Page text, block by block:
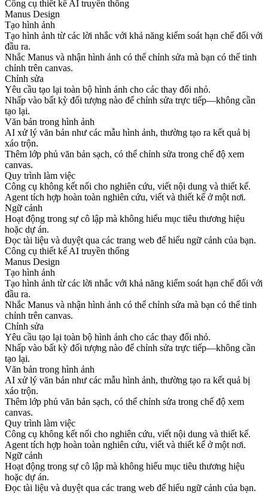
Công cụ thiết kế AI truyền thống
Manus Design
Tạo hình ảnh
Tạo hình ảnh từ các lời nhắc với khả năng kiểm soát hạn chế đối với
đầu ra.
Nhắc Manus và nhận hình ảnh có thể chỉnh sửa mà bạn có thể tinh
chỉnh trên canvas.
Chỉnh sửa
Yêu cầu tạo lại toàn bộ hình ảnh cho các thay đổi nhỏ.
Nhấp vào bất kỳ đối tượng nào để chỉnh sửa trực tiếp—không cần
tạo lại.
Văn bản trong hình ảnh
AI xử lý văn bản như các mẫu hình ảnh, thường tạo ra kết quả bị
xáo trộn.
Thêm lớp phủ văn bản sạch, có thể chỉnh sửa trong chế độ xem
canvas.
Quy trình làm việc
Công cụ không kết nối cho nghiên cứu, viết nội dung và thiết kế.
Agent tích hợp hoàn toàn nghiên cứu, viết và thiết kế ở một nơi.
Ngữ cảnh
Hoạt động trong sự cô lập mà không hiểu mục tiêu thương hiệu
hoặc dự án.
Đọc tài liệu và duyệt qua các trang web để hiểu ngữ cảnh của bạn.
Công cụ thiết kế AI truyền thống
Manus Design
Tạo hình ảnh
Tạo hình ảnh từ các lời nhắc với khả năng kiểm soát hạn chế đối với
đầu ra.
Nhắc Manus và nhận hình ảnh có thể chỉnh sửa mà bạn có thể tinh
chỉnh trên canvas.
Chỉnh sửa
Yêu cầu tạo lại toàn bộ hình ảnh cho các thay đổi nhỏ.
Nhấp vào bất kỳ đối tượng nào để chỉnh sửa trực tiếp—không cần
tạo lại.
Văn bản trong hình ảnh
AI xử lý văn bản như các mẫu hình ảnh, thường tạo ra kết quả bị
xáo trộn.
Thêm lớp phủ văn bản sạch, có thể chỉnh sửa trong chế độ xem
canvas.
Quy trình làm việc
Công cụ không kết nối cho nghiên cứu, viết nội dung và thiết kế.
Agent tích hợp hoàn toàn nghiên cứu, viết và thiết kế ở một nơi.
Ngữ cảnh
Hoạt động trong sự cô lập mà không hiểu mục tiêu thương hiệu
hoặc dự án.
Đọc tài liệu và duyệt qua các trang web để hiểu ngữ cảnh của bạn.